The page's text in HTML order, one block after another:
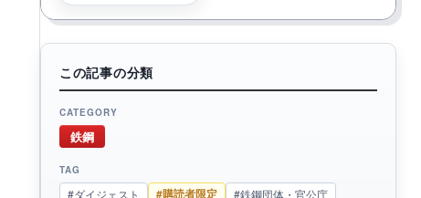
この記事の分類
CATEGORY
鉄鋼
TAG
#ダイジェスト #購読者限定 #鉄鋼団体・官公庁